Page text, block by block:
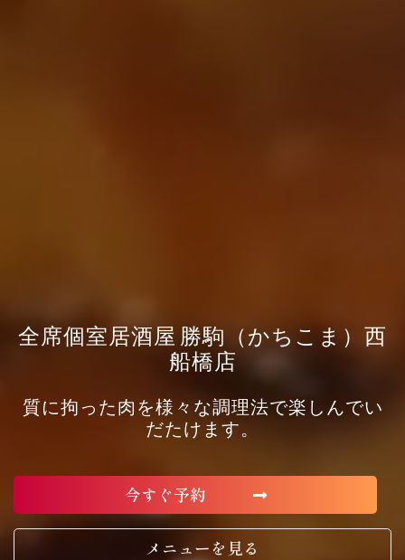
全席個室居酒屋 勝駒（かちこま）西
船橋店
質に拘った肉を様々な調理法で楽しんでい
だたけます。
今すぐ予約
メニューを見る